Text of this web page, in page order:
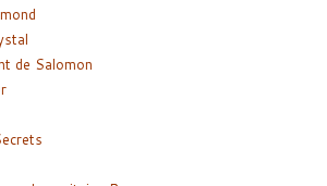
de Salomon